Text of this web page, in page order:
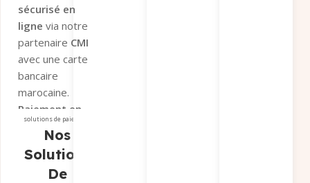
sécurisé en
ligne via notre
partenaire CMI
avec une carte
bancaire
marocaine.
Paiement en
magasin si
vous préférez
récupérer
solutions de paiement
Nos
Solutions
De